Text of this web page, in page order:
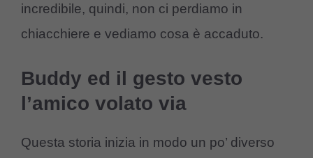
incredibile, quindi, non ci perdiamo in
chiacchiere e vediamo cosa è accaduto.
Buddy ed il gesto vesto
l’amico volato via
Questa storia inizia in modo un po’ diverso